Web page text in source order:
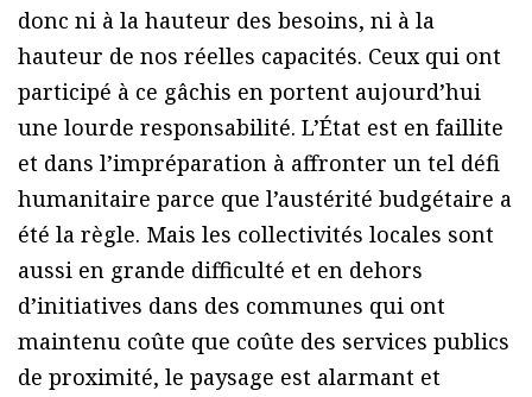
donc ni à la hauteur des besoins, ni à la
hauteur de nos réelles capacités. Ceux qui ont
participé à ce gâchis en portent aujourd’hui
une lourde responsabilité. L’État est en faillite
et dans l’impréparation à affronter un tel défi
humanitaire parce que l’austérité budgétaire a
été la règle. Mais les collectivités locales sont
aussi en grande difficulté et en dehors
d’initiatives dans des communes qui ont
maintenu coûte que coûte des services publics
de proximité, le paysage est alarmant et